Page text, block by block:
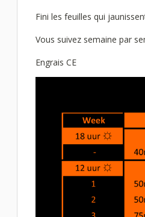
Fini les feuilles qui
Vous suivez semaine par
Engrais CE